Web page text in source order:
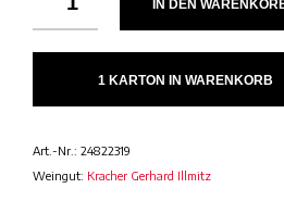
IN DEN
1 KARTON IN WARENKORB
Art.-Nr.: 24822319
Weingut: Kracher Gerhard Illmitz